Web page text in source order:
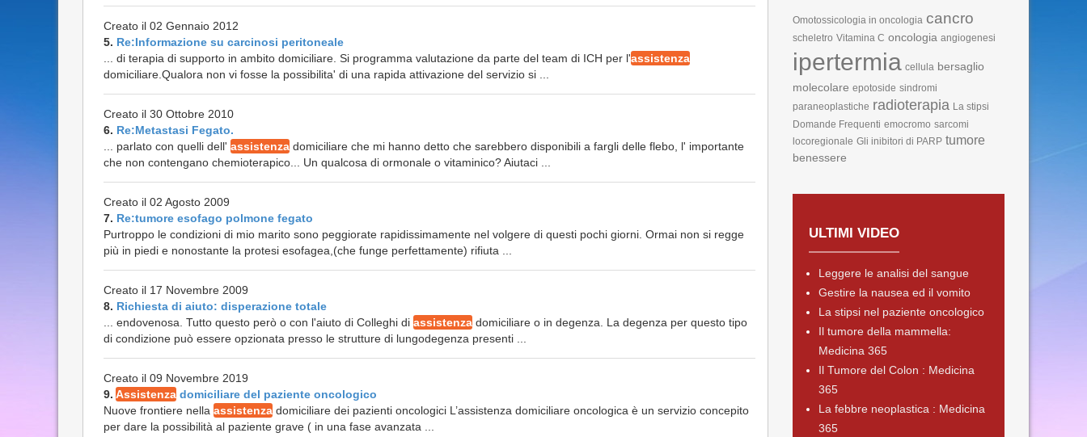
Creato il 02 Gennaio 2012
5. Re:Informazione su carcinosi peritoneale
... di terapia di supporto in ambito domiciliare. Si programma valutazione da parte del team di ICH per l'assistenza
domiciliare.Qualora non vi fosse la possibilita' di una rapida attivazione del servizio si ...
Creato il 30 Ottobre 2010
6. Re:Metastasi Fegato.
... parlato con quelli dell' assistenza domiciliare che mi hanno detto che sarebbero disponibili a fargli delle flebo, l' importante
che non contengano chemioterapico... Un qualcosa di ormonale o vitaminico? Aiutaci ...
Creato il 02 Agosto 2009
7. Re:tumore esofago polmone fegato
Purtroppo le condizioni di mio marito sono peggiorate rapidissimamente nel volgere di questi pochi giorni. Ormai non si regge
più in piedi e nonostante la protesi esofagea,(che funge perfettamente) rifiuta ...
Creato il 17 Novembre 2009
8. Richiesta di aiuto: disperazione totale
... endovenosa. Tutto questo però o con l'aiuto di Colleghi di assistenza domiciliare o in degenza. La degenza per questo tipo
di condizione può essere opzionata presso le strutture di lungodegenza presenti ...
Creato il 09 Novembre 2019
9. Assistenza domiciliare del paziente oncologico
Nuove frontiere nella assistenza domiciliare dei pazienti oncologici L’assistenza domiciliare oncologica è un servizio concepito
per dare la possibilità al paziente grave ( in una fase avanzata ...
Omotossicologia in oncologia cancro
scheletro Vitamina C oncologia angiogenesi
ipertermia cellula bersaglio
molecolare epotoside sindromi
paraneoplastiche radioterapia La stipsi
Domande Frequenti emocromo sarcomi
locoregionale Gli inibitori di PARP tumore
benessere
ULTIMI VIDEO
Leggere le analisi del sangue
Gestire la nausea ed il vomito
La stipsi nel paziente oncologico
Il tumore della mammella:
Medicina 365
Il Tumore del Colon : Medicina
365
La febbre neoplastica : Medicina
365